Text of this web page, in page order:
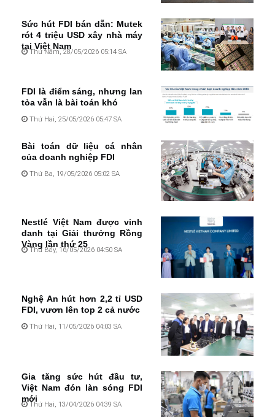
Sức hút FDI bán dẫn: Mutek
rót 4 triệu USD xây nhà máy
tại Việt Nam
Thứ Năm, 28/05/2026 05:14 SA
FDI là điểm sáng, nhưng lan
tỏa vẫn là bài toán khó
Thứ Hai, 25/05/2026 05:47 SA
Bài toán dữ liệu cá nhân
của doanh nghiệp FDI
Thứ Ba, 19/05/2026 05:02 SA
Nestlé Việt Nam được vinh
danh tại Giải thưởng Rồng
Vàng lần thứ 25
Thứ Bảy, 16/05/2026 04:50 SA
Nghệ An hút hơn 2,2 tỉ USD
FDI, vươn lên top 2 cả nước
Thứ Hai, 11/05/2026 04:03 SA
Gia tăng sức hút đầu tư,
Việt Nam đón làn sóng FDI
mới
Thứ Hai, 13/04/2026 04:39 SA